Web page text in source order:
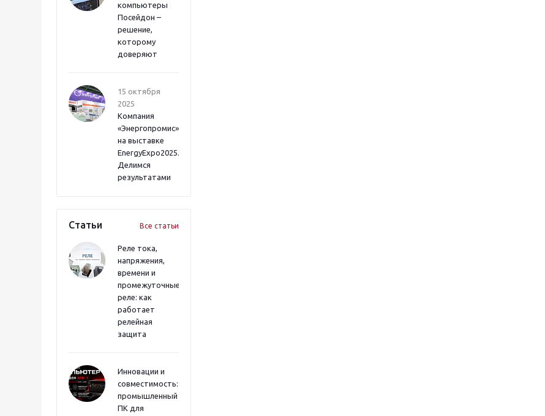
компьютеры
Посейдон –
решение,
которому
доверяют
15 октября
2025
Компания
«Энергопромис»
на выставке
EnergyExpo2025.
Делимся
результатами
Статьи Все статьи
Реле тока,
напряжения,
времени и
промежуточные
реле: как
работает
релейная
защита
Инновации и
совместимость:
промышленный
ПК для